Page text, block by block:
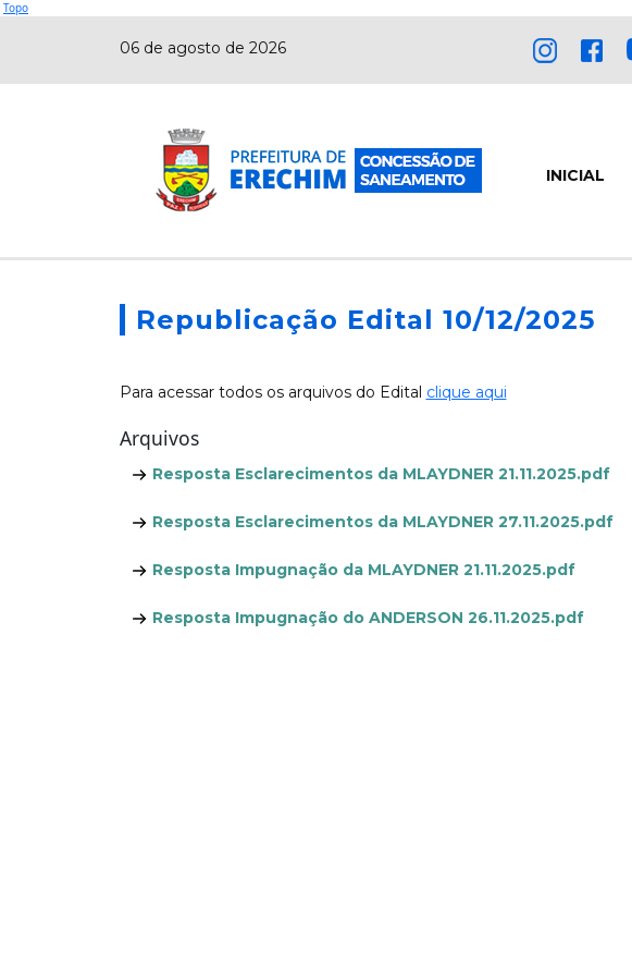
Topo
06 de agosto de 2026
INICIAL
Republicação Edital 10/12/2025
Para acessar todos os arquivos do Edital clique aqui
Arquivos
Resposta Esclarecimentos da MLAYDNER 21.11.2025.pdf
Resposta Esclarecimentos da MLAYDNER 27.11.2025.pdf
Resposta Impugnação da MLAYDNER 21.11.2025.pdf
Resposta Impugnação do ANDERSON 26.11.2025.pdf